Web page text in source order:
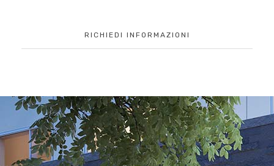
RICHIEDI INFORMAZIONI